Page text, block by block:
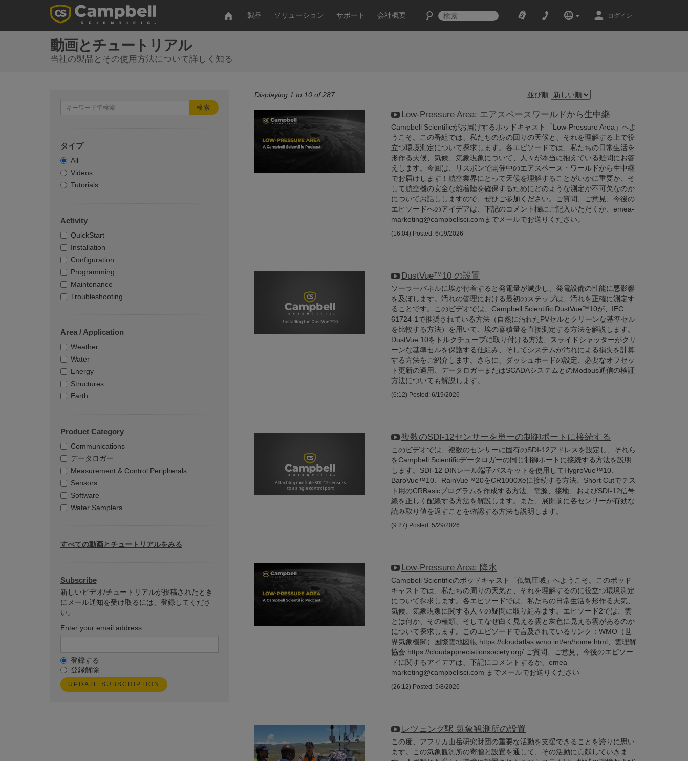
製品 ソリューション サポート 会社概要 ログイン
動画とチュートリアル
当社の製品とその使用方法について詳しく知る
検索
タイプ
All
Videos
Tutorials
Activity
QuickStart
Installation
Configuration
Programming
Maintenance
Troubleshooting
Area / Application
Weather
Water
Energy
Structures
Earth
Product Category
Communications
データロガー
Measurement & Control Peripherals
Sensors
Software
Water Samplers
すべての動画とチュートリアルをみる
Subscribe
新しいビデオ/チュートリアルが投稿されたとき
にメール通知を受け取るには、登録してくださ
い。
Enter your email address:
登録する
登録解除
Displaying 1 to 10 of 287 並び順
Low-Pressure Area: エアスペースワールドから生中継
Campbell Scientificがお届けするポッドキャスト「Low-Pressure Area」へよ
うこそ。この番組では、私たちの身の回りの天候と、それを理解する上で役
立つ環境測定について探求します。各エピソードでは、私たちの日常生活を
形作る天候、気候、気象現象について、人々が本当に抱えている疑問にお答
えします。今回は、リスボンで開催中のエアスペース・ワールドから生中継
でお届けします！航空業界にとって天候を理解することがいかに重要か、そ
して航空機の安全な離着陸を確保するためにどのような測定が不可欠なのか
についてお話ししますので、ぜひご参加ください。ご質問、ご意見、今後の
エピソードへのアイデアは、下記のコメント欄にご記入いただくか、emea-
marketing@campbellsci.comまでメールでお送りください。
(16:04) Posted: 6/19/2026
DustVue™10 の設置
ソーラーパネルに埃が付着すると発電量が減少し、発電設備の性能に悪影響
を及ぼします。汚れの管理における最初のステップは、汚れを正確に測定す
ることです。このビデオでは、Campbell Scientific DustVue™10が、IEC
61724-1で推奨されている方法（自然に汚れたPVセルとクリーンな基準セル
を比較する方法）を用いて、埃の蓄積量を直接測定する方法を解説します。
DustVue 10をトルクチューブに取り付ける方法、スライドシャッターがクリ
ーンな基準セルを保護する仕組み、そしてシステムが汚れによる損失を計算
する方法をご紹介します。さらに、ダッシュボードの設定、必要なオフセッ
ト更新の適用、データロガーまたはSCADAシステムとのModbus通信の検証
方法についても解説します。
(6:12) Posted: 6/19/2026
複数のSDI-12センサーを単一の制御ポートに接続する
このビデオでは、複数のセンサーに固有のSDI-12アドレスを設定し、それら
をCampbell Scientificデータロガーの同じ制御ポートに接続する方法を説明
します。SDI-12 DINレール端子バスキットを使用してHygroVue™10、
BaroVue™10、RainVue™20をCR1000Xeに接続する方法、Short Cutでテス
ト用のCRBasicプログラムを作成する方法、電源、接地、およびSDI-12信号
線を正しく配線する方法を解説します。また、展開前に各センサーが有効な
読み取り値を返すことを確認する方法も説明します。
(9:27) Posted: 5/29/2026
Low-Pressure Area: 降水
Campbell Scientificのポッドキャスト「低気圧域」へようこそ。このポッド
キャストでは、私たちの周りの天気と、それを理解するのに役立つ環境測定
について探求します。各エピソードでは、私たちの日常生活を形作る天気、
気候、気象現象に関する人々の疑問に取り組みます。エピソード2では、雲
とは何か、その種類、そしてなぜ白く見える雲と灰色に見える雲があるのか​​
について探求します。このエピソードで言及されているリンク：WMO（世
界気象機関）国際雲地図帳 https://cloudatlas.wmo.int/en/home.html、雲理解
協会 https://cloudappreciationsociety.org/ ご質問、ご意見、今後のエピソー
ドに関するアイデアは、下記にコメントするか、emea-
marketing@campbellsci.com までメールでお送りください
(26:12) Posted: 5/8/2026
レツェング駅 気象観測所の設置
この度、アフリカ山岳研究財団の重要な活動を支援できることを誇りに思い
ます。この気象観測所の寄贈と設置を通して、その活動に貢献していきま